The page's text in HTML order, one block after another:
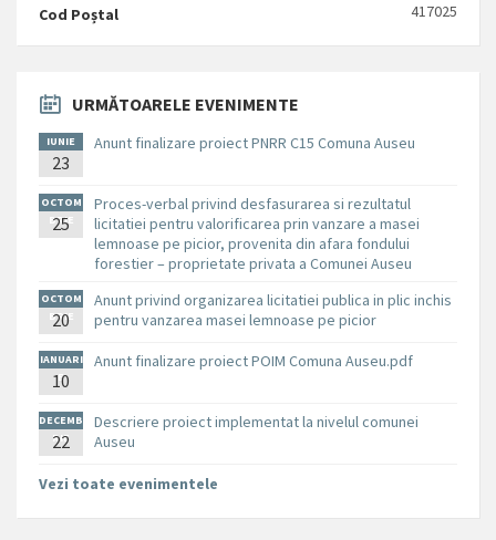
Cod Poștal
417025
URMĂTOARELE EVENIMENTE
IUNIE
23
Anunt finalizare proiect PNRR C15 Comuna Auseu
OCTOM
BRIE
25
Proces-verbal privind desfasurarea si rezultatul
licitatiei pentru valorificarea prin vanzare a masei
lemnoase pe picior, provenita din afara fondului
forestier – proprietate privata a Comunei Auseu
OCTOM
BRIE
20
Anunt privind organizarea licitatiei publica in plic inchis
pentru vanzarea masei lemnoase pe picior
IANUARI
E
10
Anunt finalizare proiect POIM Comuna Auseu.pdf
DECEMB
RIE
22
Descriere proiect implementat la nivelul comunei
Auseu
Vezi toate evenimentele